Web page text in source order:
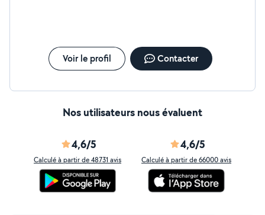
Voir le profil Contacter
Nos utilisateurs nous évaluent
4,6/5
Calculé à partir de 48731 avis
4,6/5
Calculé à partir de 66000 avis